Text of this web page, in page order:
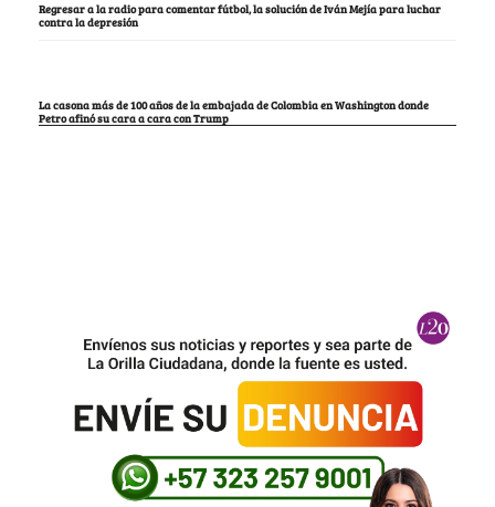
Regresar a la radio para comentar fútbol, la solución de Iván Mejía para luchar
contra la depresión
La casona más de 100 años de la embajada de Colombia en Washington donde
Petro afinó su cara a cara con Trump